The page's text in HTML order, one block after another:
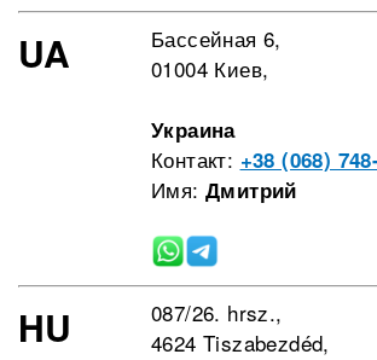
UA
Бассейная 6,
01004 Киев,
Украина
Контакт: +38 (068)
Имя: Дмитрий
HU
087/26. hrsz.,
4624 Tiszabezdéd,